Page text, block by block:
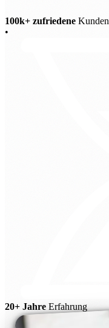
100k+ zufriedene Kunden
•
20+ Jahre Erfahrung